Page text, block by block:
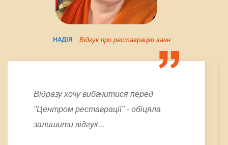
НАДІЯ Відгук про реставрацію ванн
Відразу хочу вибачитися перед
"Центром реставрації" - обіцяла
залишити відгук...